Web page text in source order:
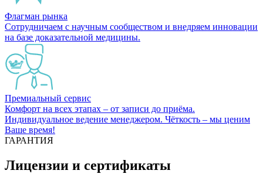
Флагман рынка
Сотрудничаем с научным сообществом и внедряем инновации
на базе доказательной медицины.
Премиальный сервис
Комфорт на всех этапах – от записи до приёма.
Индивидуальное ведение менеджером. Чёткость – мы ценим
Ваше время!
ГАРАНТИЯ
Лицензии и сертификаты